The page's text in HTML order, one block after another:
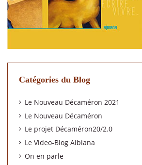
Catégories du Blog
Le Nouveau Décaméron 2021
Le Nouveau Décaméron
Le projet Décaméron20/2.0
Le Video-Blog Albiana
On en parle